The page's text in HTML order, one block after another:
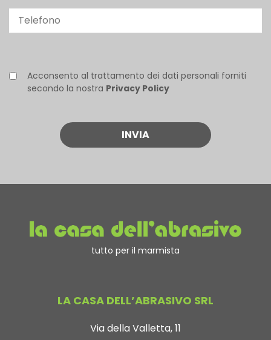
Acconsento al trattamento dei dati personali forniti
secondo la nostra Privacy Policy
tutto per il marmista
LA CASA DELL’ABRASIVO SRL
Via della Valletta, 11